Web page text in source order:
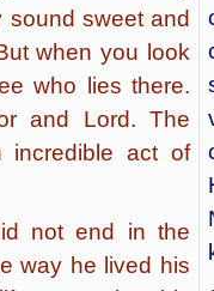
sound sweet and
when you look
who lies there.
and Lord. The
incredible act of
not end in the
way he lived his